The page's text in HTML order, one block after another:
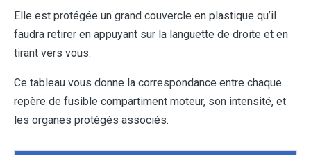
Elle est protégée un grand couvercle en plastique qu’il
faudra retirer en appuyant sur la languette de droite et en
tirant vers vous.
Ce tableau vous donne la correspondance entre chaque
repère de fusible compartiment moteur, son intensité, et
les organes protégés associés.